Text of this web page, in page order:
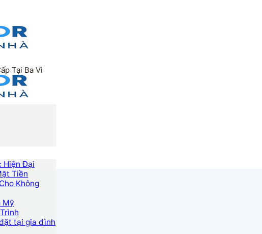
Tại Ba Vì
Hiện Đại
Tiền
Không
Mỹ
tại gia đình